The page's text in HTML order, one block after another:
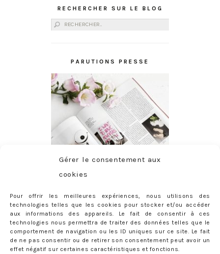
Gérer le consentement aux
cookies
Pour offrir les meilleures expériences, nous utilisons des
technologies telles que les cookies pour stocker et/ou accéder
aux informations des appareils. Le fait de consentir à ces
technologies nous permettra de traiter des données telles que le
comportement de navigation ou les ID uniques sur ce site. Le fait
de ne pas consentir ou de retirer son consentement peut avoir un
effet négatif sur certaines caractéristiques et fonctions.
RECHERCHER SUR LE BLOG
Rechercher :
PARUTIONS PRESSE
ABONNEMENT